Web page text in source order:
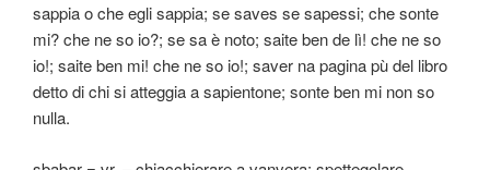
sappia o che egli sappia; se saves se sapessi; che sonte
mi? che ne so io?; se sa è noto; saite ben de lì! che ne so
io!; saite ben mi! che ne so io!; saver na pagina pù del libro
detto di chi si atteggia a sapientone; sonte ben mi non so
nulla.